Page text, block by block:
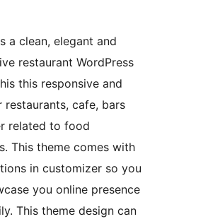
a clean, elegant and
restaurant WordPress
this responsive and
restaurants, cafe, bars
related to food
This theme comes with
in customizer so you
you online presence
This theme design can